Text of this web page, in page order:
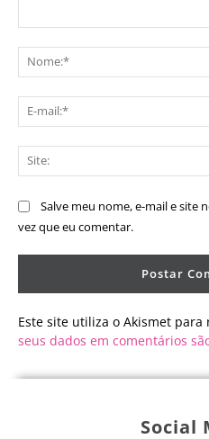
Salve meu nome, e-mail e site
vez que eu comentar.
Este site utiliza o Akismet para
seus dados em comentários
Social